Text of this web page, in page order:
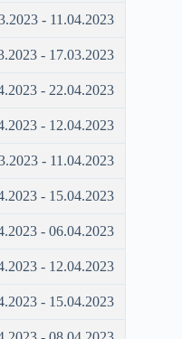
- 11.04.2023
- 17.03.2023
- 22.04.2023
- 12.04.2023
- 11.04.2023
- 15.04.2023
- 06.04.2023
- 12.04.2023
- 15.04.2023